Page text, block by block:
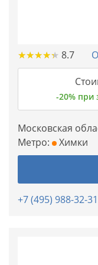
★★★★★
★★★★★ 8.7
-20%
Московская
Метро:
Химки
+7 (495) 988-32-31